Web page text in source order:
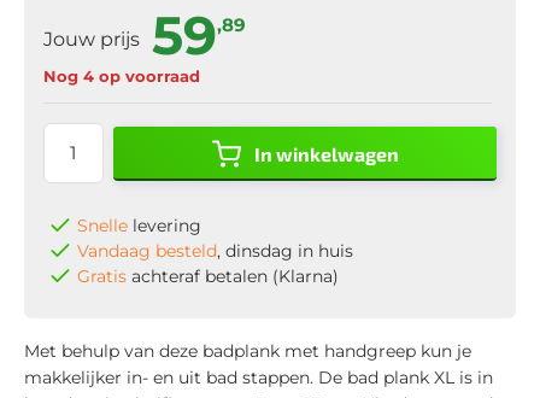
Jouw prijs 59,89
Nog 4 op voorraad
In winkelwagen
Snelle levering
Vandaag besteld, dinsdag in huis
Gratis achteraf betalen (Klarna)
Met behulp van deze badplank met handgreep kun je
makkelijker in- en uit bad stappen. De bad plank XL is in